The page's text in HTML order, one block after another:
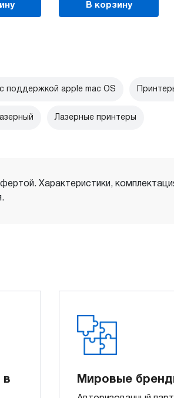
В корзину
поддержкой apple mac OS
Лазерные принтеры
Характеристики,
в
Мировые